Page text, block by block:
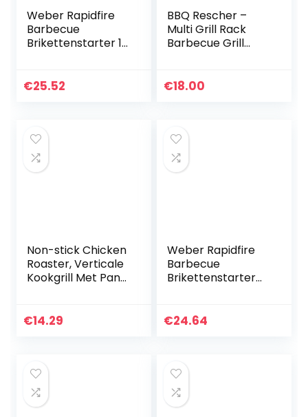
Weber Rapidfire‎
Barbecue
Brikettenstarter 15
Brikettenstarter |
€25.52
BBQ Rescher –
Multi Grill Rack
Barbecue Grill
Kippenpoot Grill –
€18.00
Non-stick Chicken
Roaster, Verticale
Kookgrill Met Pan
voor BBQ Party
€14.29
Weber Rapidfire‎
Barbecue
Brikettenstarter
Brikettenstarter |
€24.64